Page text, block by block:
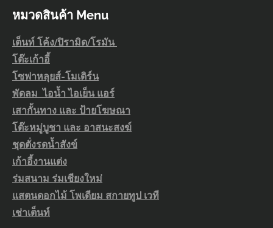
หมวดสินค้า Menu
เต็นท์ โค้ง/ปิรามิด/โรมัน
โต๊ะเก้าอี้
โซฟาหลุยส์-โมเดิร์น
พัดลม ไอน้ำ ไอเย็น แอร์
เสากั้นทาง และ ป้ายโฆษณา
โต๊ะหมู่บูชา และ อาสนะสงฆ์
ชุดตั่งรดน้ำสังข์
เก้าอี้งานแต่ง
ร่มสนาม ร่มเชียงใหม่
แสตนดอกไม้ โพเดียม สกายทูป เวที
เช่าเต็นท์